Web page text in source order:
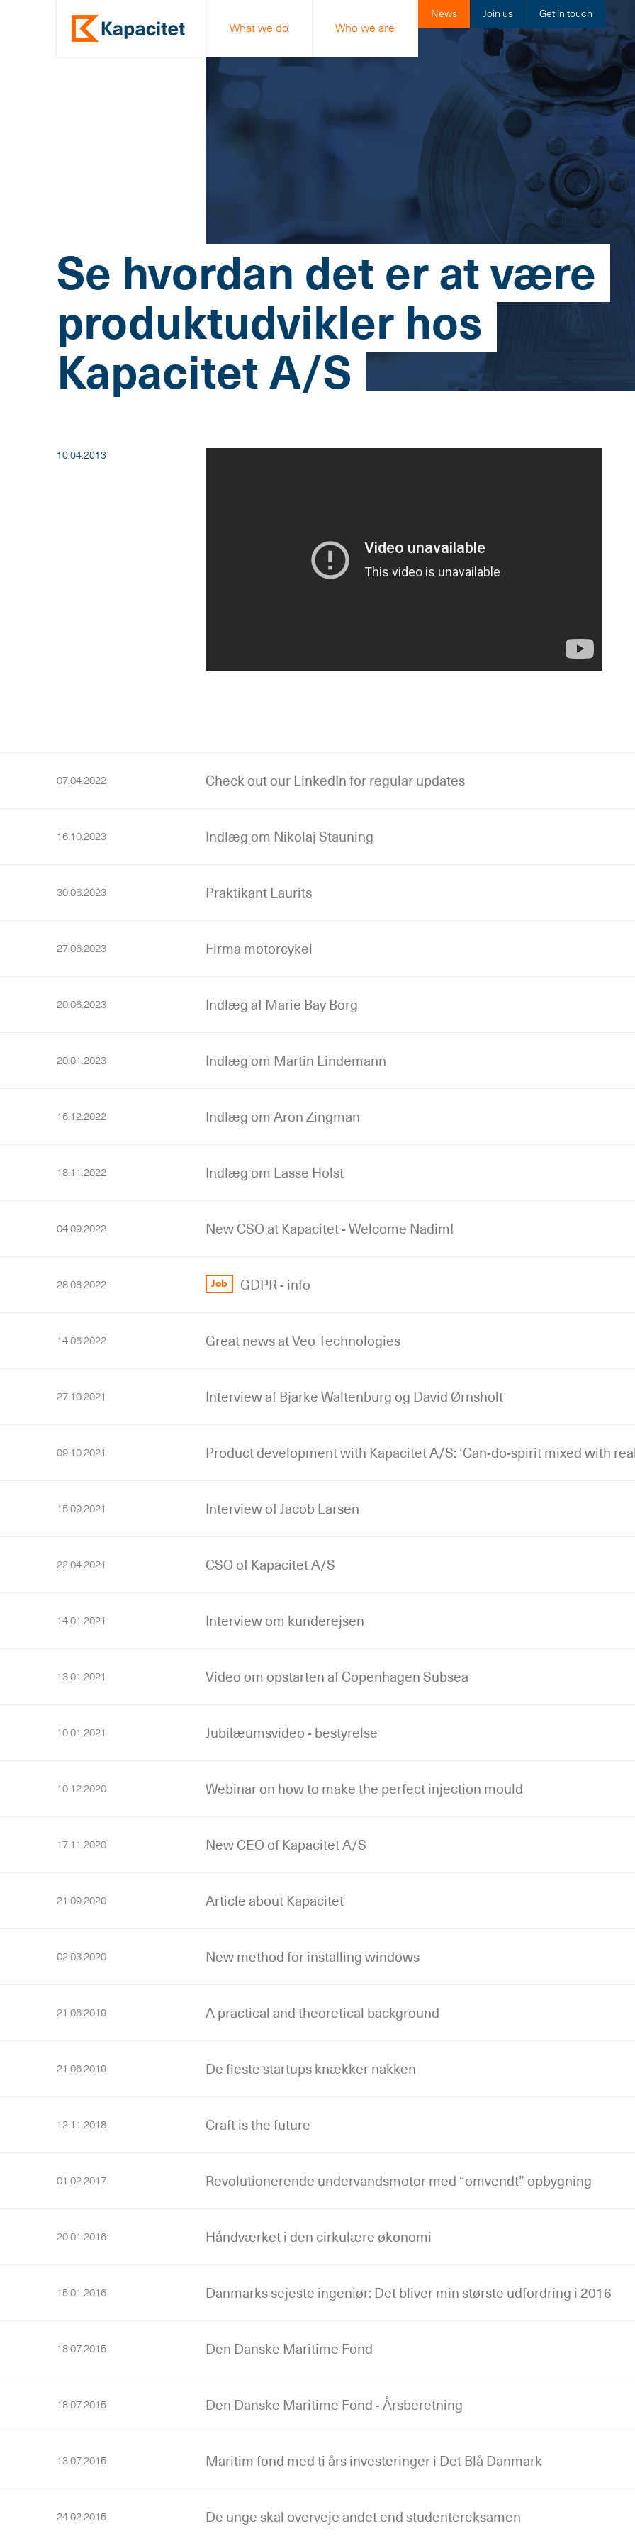
What we do Who we are
News Join us Get in touch
Se hvordan det er at være
produktudvikler hos
Kapacitet A/S
10.04.2013
07.04.2022 Check out our LinkedIn for regular updates
16.10.2023 Indlæg om Nikolaj Stauning
30.06.2023 Praktikant Laurits
27.06.2023 Firma motorcykel
20.06.2023 Indlæg af Marie Bay Borg
20.01.2023 Indlæg om Martin Lindemann
16.12.2022 Indlæg om Aron Zingman
18.11.2022 Indlæg om Lasse Holst
04.09.2022 New CSO at Kapacitet - Welcome Nadim!
28.08.2022 Job GDPR - info
14.06.2022 Great news at Veo Technologies
27.10.2021 Interview af Bjarke Waltenburg og David Ørnsholt
09.10.2021 Product development with Kapacitet A/S: ‘Can-do-spirit mixed with
15.09.2021 Interview of Jacob Larsen
22.04.2021 CSO of Kapacitet A/S
14.01.2021 Interview om kunderejsen
13.01.2021 Video om opstarten af Copenhagen Subsea
10.01.2021 Jubilæumsvideo - bestyrelse
10.12.2020 Webinar on how to make the perfect injection mould
17.11.2020 New CEO of Kapacitet A/S
21.09.2020 Article about Kapacitet
02.03.2020 New method for installing windows
21.06.2019 A practical and theoretical background
21.06.2019 De fleste startups knækker nakken
12.11.2018 Craft is the future
01.02.2017 Revolutionerende undervandsmotor med “omvendt” opbygning
20.01.2016 Håndværket i den cirkulære økonomi
15.01.2016 Danmarks sejeste ingeniør: Det bliver min største udfordring i 2016
18.07.2015 Den Danske Maritime Fond
18.07.2015 Den Danske Maritime Fond - Årsberetning
13.07.2015 Maritim fond med ti års investeringer i Det Blå Danmark
24.02.2015 De unge skal overveje andet end studentereksamen